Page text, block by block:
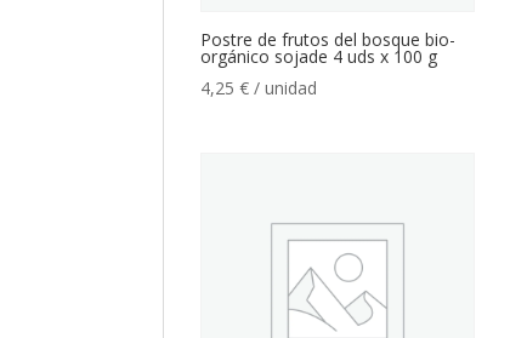
Postre de frutos del bosque bio-
orgánico sojade 4 uds x 100 g
4,25€ / unidad